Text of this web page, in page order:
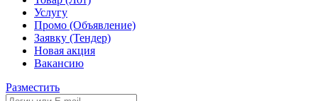
Услугу
Промо (Объявление)
Заявку (Тендер)
Новая акция
Вакансию
Разместить